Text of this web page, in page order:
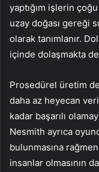
yaptığım işlerin
uzay doğası gereği
olarak tanımlanır.
içinde dolaşmakta
Prosedürel üretim
daha az heyecan
kadar başarılı
Nesmith ayrıca
bulunmasına
insanlar olmasının